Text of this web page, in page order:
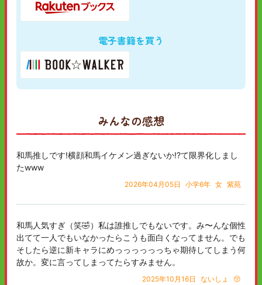
電子書籍を買う
みんなの感想
和馬推しです!横顔和馬イケメン過ぎないか!?て限界化しまし
たwww
2026年04月05日 小学6年 女 紫苑
和馬人気すぎ（笑🤣）私は誰推しでもないです。み〜んな個性
出てて一人でもいなかったらこうも面白くなってません。でも
そしたら逆に新キャラにめっっっっっっちゃ期待してしまう何
故か。変に言ってしまってたらすみません。
2025年10月16日 ないしょ 😚